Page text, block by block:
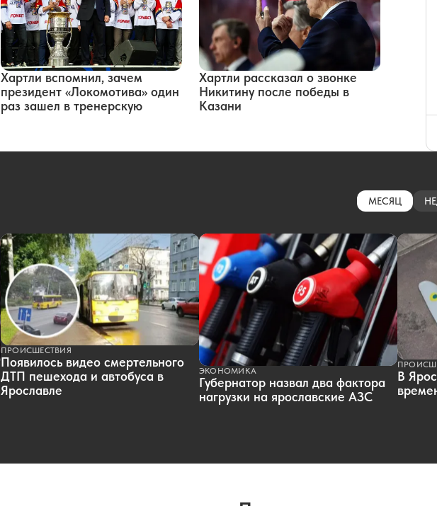
Хартли вспомнил, зачем
президент «Локомотива» один
раз зашел в тренерскую
Хартли рассказал о звонке
Никитину после победы в
Казани
МЕСЯЦ
ПРОИСШЕСТВИЯ
Появилось видео смертельного
ДТП пешехода и автобуса в
Ярославле
ЭКОНОМИКА
Губернатор назвал два фактора
нагрузки на ярославские АЗС
В